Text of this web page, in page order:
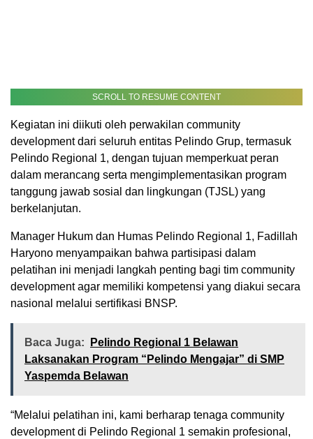
SCROLL TO RESUME CONTENT
Kegiatan ini diikuti oleh perwakilan community
development dari seluruh entitas Pelindo Grup, termasuk
Pelindo Regional 1, dengan tujuan memperkuat peran
dalam merancang serta mengimplementasikan program
tanggung jawab sosial dan lingkungan (TJSL) yang
berkelanjutan.
Manager Hukum dan Humas Pelindo Regional 1, Fadillah
Haryono menyampaikan bahwa partisipasi dalam
pelatihan ini menjadi langkah penting bagi tim community
development agar memiliki kompetensi yang diakui secara
nasional melalui sertifikasi BNSP.
Baca Juga:
Pelindo Regional 1 Belawan
Laksanakan Program “Pelindo Mengajar” di SMP
Yaspemda Belawan
“Melalui pelatihan ini, kami berharap tenaga community
development di Pelindo Regional 1 semakin profesional,